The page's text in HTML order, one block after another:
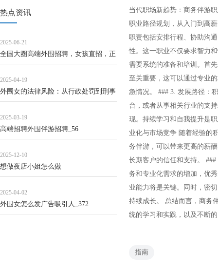
热点资讯
2025-06-21
全国大圈高端外围招聘，女孩直招，正
2025-04-19
外围女的法律风险：从行政处罚到刑事
2025-03-19
高端招聘外围伴游招聘_56
2025-12-10
想做夜店小姐怎么做
2025-04-02
外围女怎么发广告吸引人_372
当代职场新趋势：商务伴游
职业路径规划，从入门到高
职责包括安排行程、协助沟
性。这一职业不仅要求智力
需要系统的准备和培训。首
至关重要，这可以通过专业
急情况。 ### 3. 发展路径：
台，或者从事相关行业的支
现。持续学习和自我提升是
业化与市场竞争 随着经验的
务伴游，可以带来更高的薪
长期客户的信任和支持。
务和专业化需求的增加，优
业能力将是关键。同时，密
持续成长。 总结而言，商务
统的学习和实践，以及不断
指南